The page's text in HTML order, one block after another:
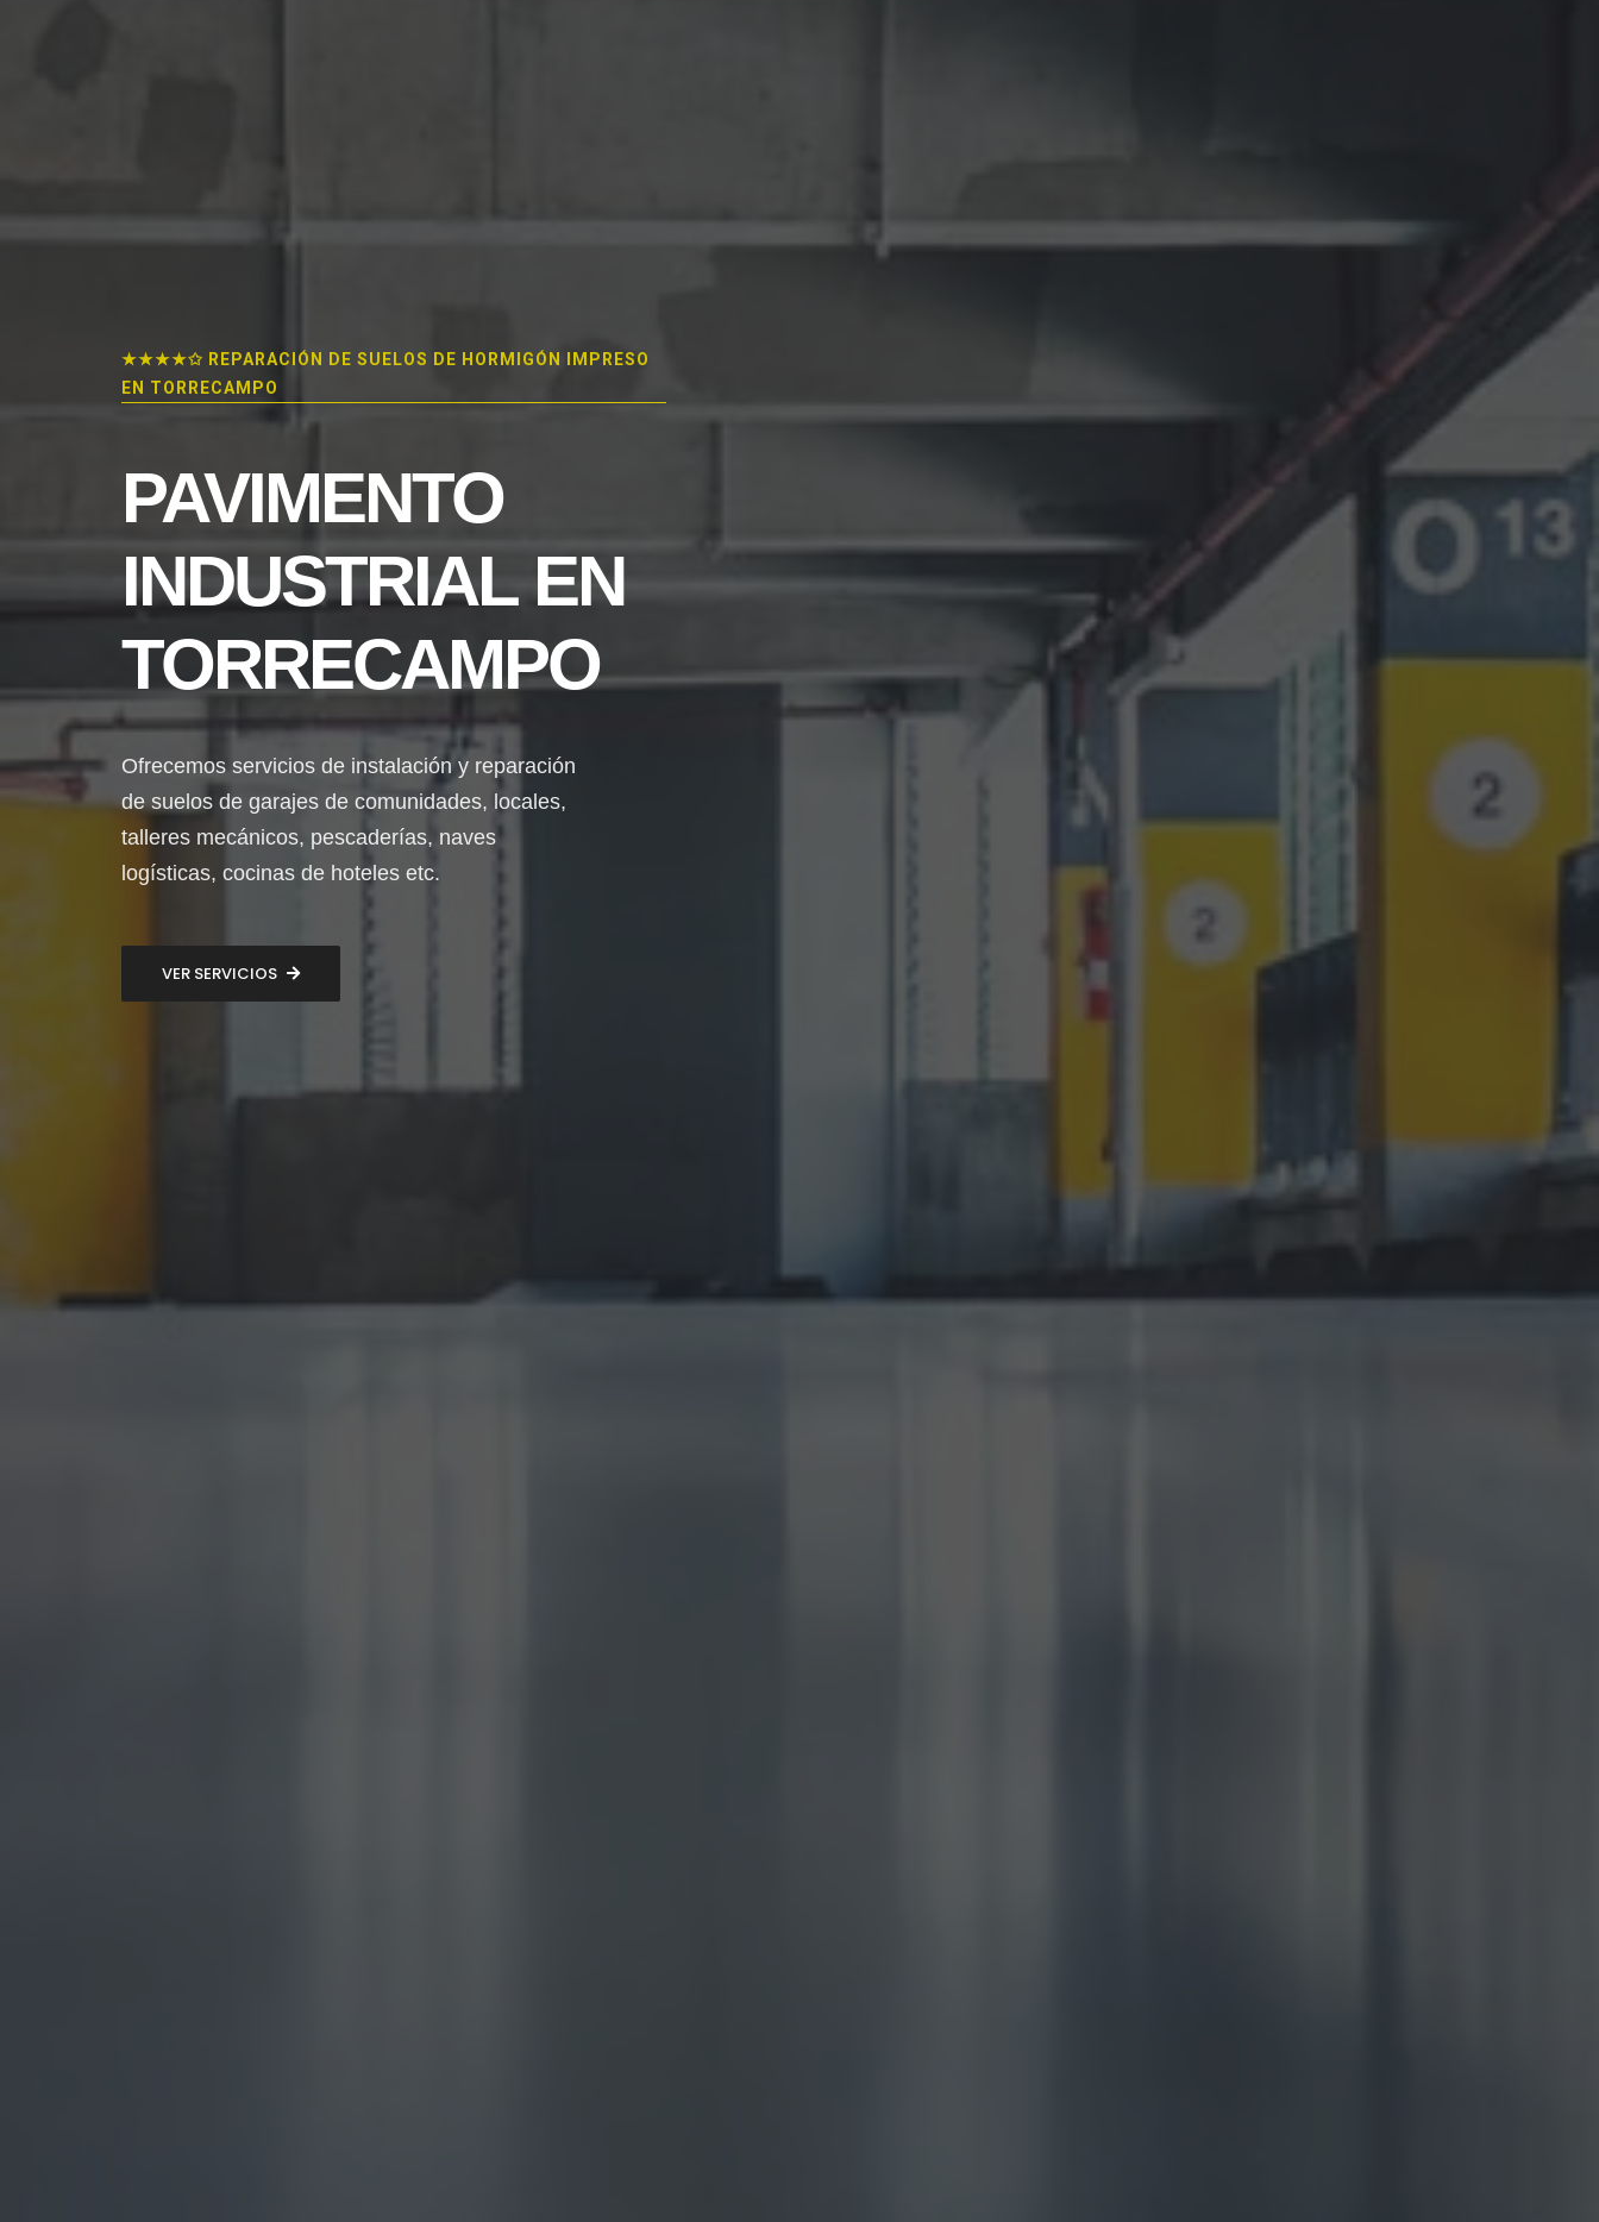
★★★★✩ REPARACIÓN DE SUELOS DE HORMIGÓN IMPRESO
EN TORRECAMPO
PAVIMENTO
INDUSTRIAL EN
TORRECAMPO
Ofrecemos servicios de instalación y reparación
de suelos de garajes de comunidades, locales,
talleres mecánicos, pescaderías, naves
logísticas, cocinas de hoteles etc.
VER SERVICIOS